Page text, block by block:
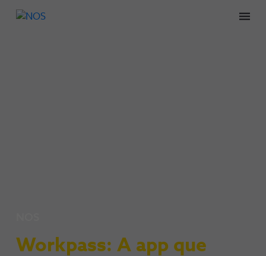
Workpass: A app que